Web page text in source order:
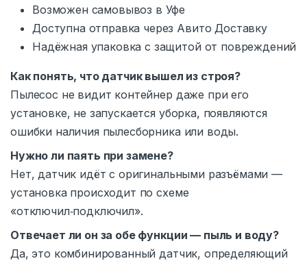
Возможен самовывоз в Уфе
Доступна отправка через Авито Доставку
Надёжная упаковка с защитой от повреждений
Как понять, что датчик вышел из строя?
Пылесос не видит контейнер даже при его
установке, не запускается уборка, появляются
ошибки наличия пылесборника или воды.
Нужно ли паять при замене?
Нет, датчик идёт с оригинальными разъёмами —
установка происходит по схеме
«отключил‑подключил».
Отвечает ли он за обе функции — пыль и воду?
Да, это комбинированный датчик, определяющий